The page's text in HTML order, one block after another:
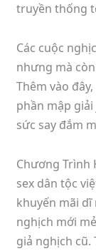
truyền thống
Các cuộc
nhưng mà
Thêm vào
phần mập
sức say đắm
Chương Trình
sex dân tộc
khuyến mãi dĩ
nghịch mới
giả nghịch